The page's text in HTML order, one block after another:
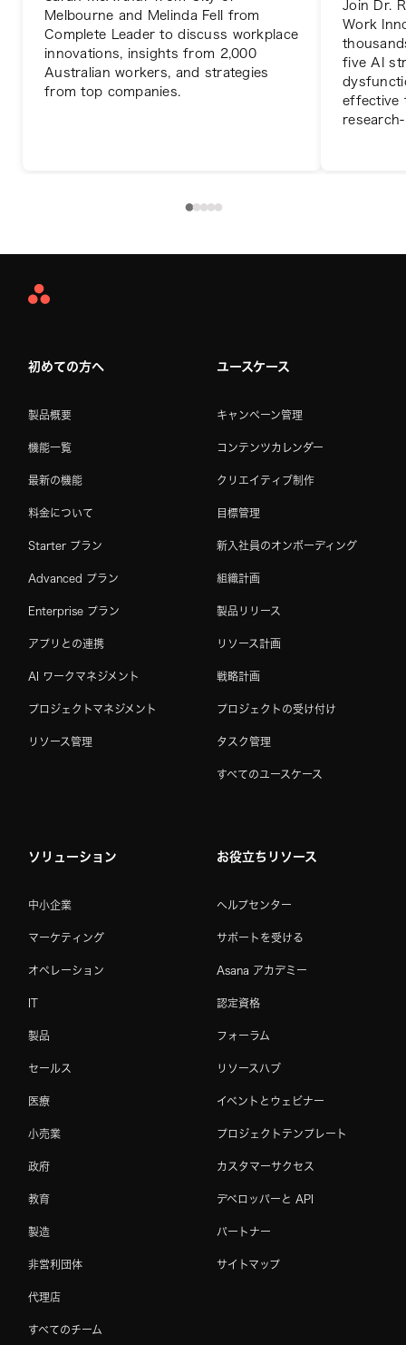
Melbourne and Melinda Fell from
Complete Leader to discuss workplace
innovations, insights from 2,000
Australian workers, and strategies
from top companies.
Join Dr.
Work
five AI
effective
Asana
初めての方へ
製品概要
機能一覧
最新の機能
料金について
Starter プラン
Advanced プラン
Enterprise プラン
アプリとの連携
AI ワークマネジメント
プロジェクトマネジメント
リソース管理
ユースケース
キャンペーン管理
コンテンツカレンダー
クリエイティブ制作
目標管理
新入社員のオンボーディング
組織計画
製品リリース
リソース計画
戦略計画
プロジェクトの受け付け
タスク管理
すべてのユースケース
ソリューション
中小企業
マーケティング
オペレーション
IT
製品
セールス
医療
小売業
政府
教育
製造
非営利団体
代理店
すべてのチーム
お役立ちリソース
ヘルプセンター
サポートを受ける
Asana アカデミー
認定資格
フォーラム
リソースハブ
イベントとウェビナー
プロジェクトテンプレート
カスタマーサクセス
デベロッパーと API
パートナー
サイトマップ